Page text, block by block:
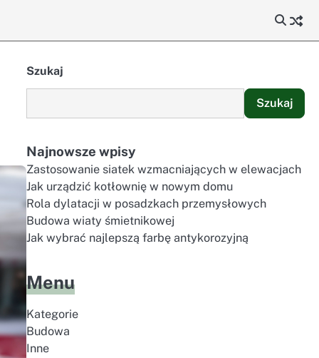
Szukaj
Szukaj
Najnowsze wpisy
Zastosowanie siatek wzmacniających w elewacjach
Jak urządzić kotłownię w nowym domu
Rola dylatacji w posadzkach przemysłowych
Budowa wiaty śmietnikowej
Jak wybrać najlepszą farbę antykorozyjną
Menu
Kategorie
Budowa
Inne